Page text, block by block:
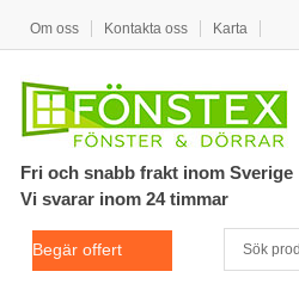
Om oss Kontakta oss Karta
Fri och snabb frakt inom Sverige
Vi svarar inom 24 timmar
Begär offert